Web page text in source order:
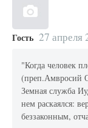
Гость 27 апреля
"Когда человек
(преп.Амвросий
Земная служба
нем раскаялся:
беззаконным,